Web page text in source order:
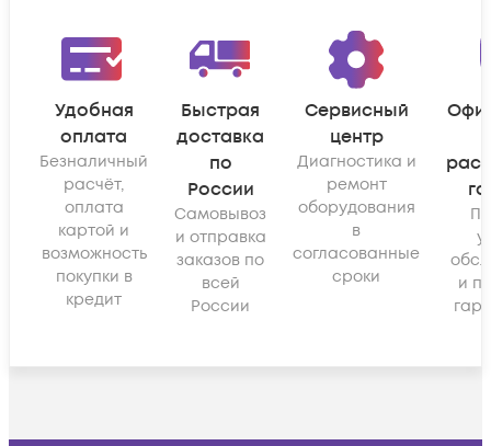
Удобная
оплата
Безналичный
расчёт,
оплата
картой и
возможность
покупки в
кредит
Быстрая
доставка
по
России
Самовывоз
и отправка
заказов по
всей
России
Сервисный
центр
Диагностика и
ремонт
оборудования
в
согласованные
сроки
и